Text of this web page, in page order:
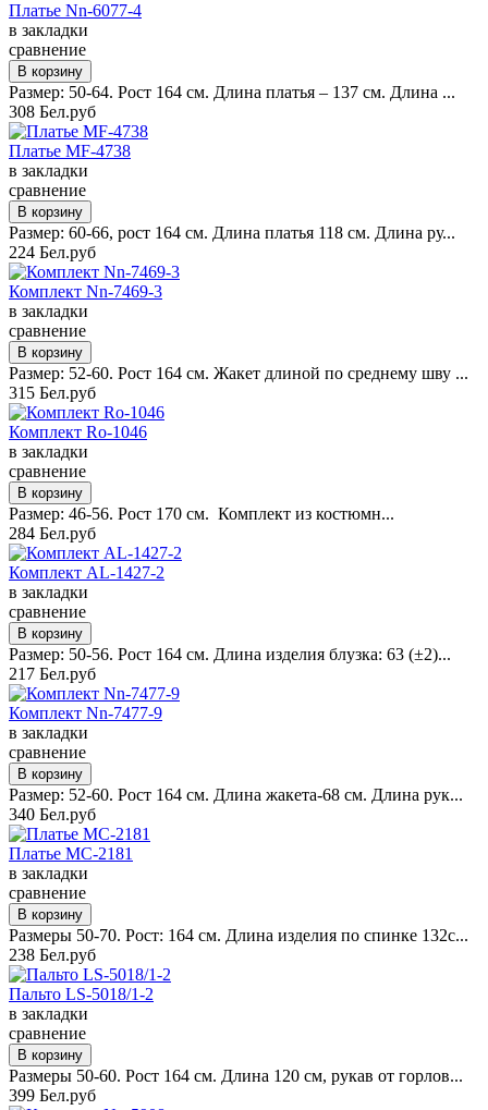
Платье Nn-6077-4
в закладки
сравнение
Размер: 50-64. Рост 164 см. Длина платья – 137 см. Длина ...
308 Бел.руб
Платье MF-4738
в закладки
сравнение
Размер: 60-66, рост 164 см. Длина платья 118 см. Длина ру...
224 Бел.руб
Комплект Nn-7469-3
в закладки
сравнение
Размер: 52-60. Рост 164 см. Жакет длиной по среднему шву ...
315 Бел.руб
Комплект Ro-1046
в закладки
сравнение
Размер: 46-56. Рост 170 см. Комплект из костюмн...
284 Бел.руб
Комплект AL-1427-2
в закладки
сравнение
Размер: 50-56. Рост 164 см. Длина изделия блузка: 63 (±2)...
217 Бел.руб
Комплект Nn-7477-9
в закладки
сравнение
Размер: 52-60. Рост 164 см. Длина жакета-68 см. Длина рук...
340 Бел.руб
Платье MC-2181
в закладки
сравнение
Размеры 50-70. Рост: 164 см. Длина изделия по спинке 132с...
238 Бел.руб
Пальто LS-5018/1-2
в закладки
сравнение
Размеры 50-60. Рост 164 см. Длина 120 см, рукав от горлов...
399 Бел.руб